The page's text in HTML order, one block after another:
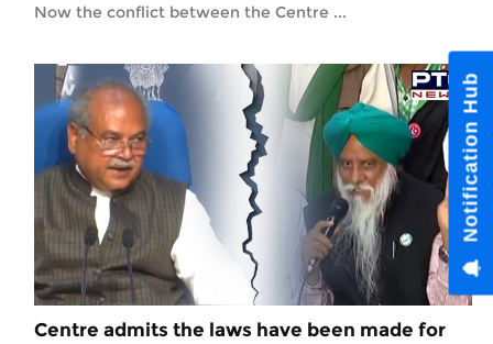
Now the conflict between the Centre ...
Centre admits the laws have been made for